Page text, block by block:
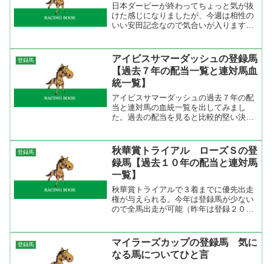
日本ダービーが終わってちょっと気が抜
けた感じになりましたが、今週は相性の
いい安田記念なので気合いが入ります。
戦し１１着に敗れた。しかし、その後の
香港マイルではマイルＣＳ１...
登録馬
アイビスサマーダッシュの登録馬
【過去７年の配当一覧と連対馬血
統一覧】
アイビスサマーダッシュの過去７年の配
当と連対馬の血統一覧を出してみまし
た。過去の配当を見ると比較的堅い決着
で荒れそうな雰囲気があるので非常に予
想が難しいレースだと思って...
登録馬
秋華賞トライアル ローズＳの登
録馬【過去１０年の配当と連対馬
一覧】
秋華賞トライアルで３着までに優先出走
権が与えられる。今年は登録馬が少ない
ので全馬出走が可能（昨年は登録２０
か。 その強力な２頭とは桜花賞馬のダ
イワスカーレットとオークス２...
登録馬
マイラーズカップの登録馬 気に
なる馬についてひと言